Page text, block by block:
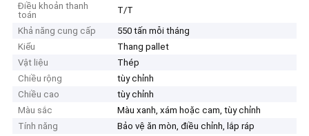
Điều khoản thanh
toán
T/T
Khả năng cung cấp
550 tấn mỗi tháng
Kiểu
Thang pallet
Vật liệu
Thép
Chiều rộng
tùy chỉnh
Chiều cao
tùy chỉnh
Màu sắc
Màu xanh, xám hoặc cam, tùy chỉnh
Tính năng
Bảo vệ ăn mòn, điều chỉnh, lắp ráp